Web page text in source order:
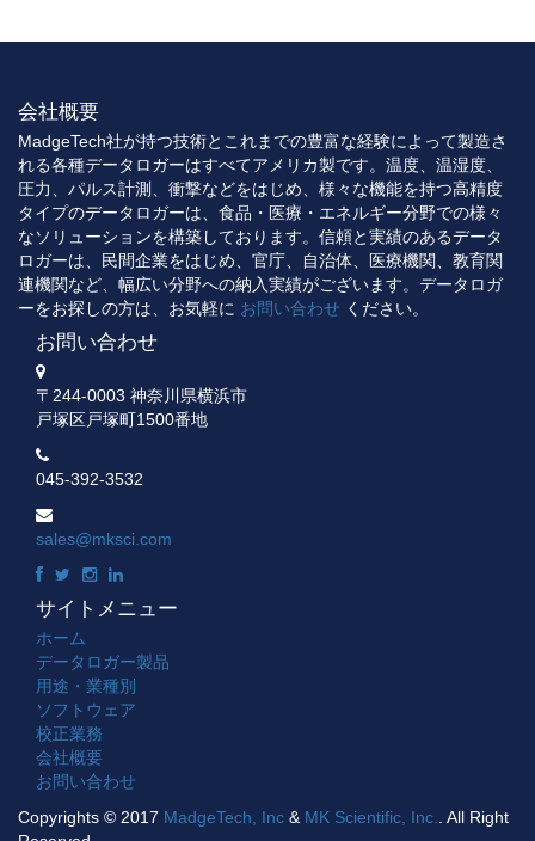
会社概要
MadgeTech社が持つ技術とこれまでの豊富な経験によって製造さ
れる各種データロガーはすべてアメリカ製です。温度、温湿度、
圧力、パルス計測、衝撃などをはじめ、様々な機能を持つ高精度
タイプのデータロガーは、食品・医療・エネルギー分野での様々
なソリューションを構築しております。信頼と実績のあるデータ
ロガーは、民間企業をはじめ、官庁、自治体、医療機関、教育関
連機関など、幅広い分野への納入実績がございます。データロガ
ーをお探しの方は、お気軽に お問い合わせ ください。
お問い合わせ
〒244-0003 神奈川県横浜市
戸塚区戸塚町1500番地
045-392-3532
sales@mksci.com
サイトメニュー
ホーム
データロガー製品
用途・業種別
ソフトウェア
校正業務
会社概要
お問い合わせ
Copyrights © 2017 MadgeTech, Inc & MK Scientific, Inc.
. All Right